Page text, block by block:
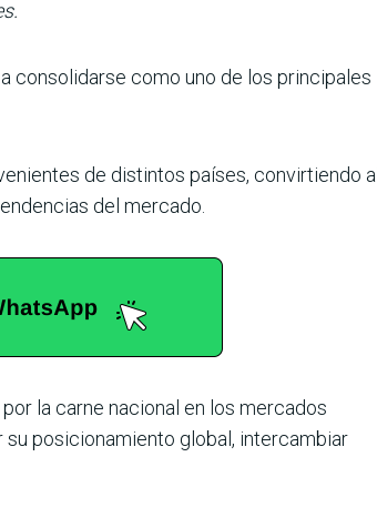
consolidarse como uno de los principales
de distintos países, convirtiendo al
del mercado.
la carne nacional en los mercados
posicionamiento global, intercambiar